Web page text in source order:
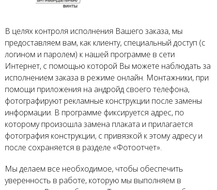
В целях контроля исполнения Вашего заказа, мы
предоставляем вам, как клиенту, специальный доступ (с
логином и паролем) к нашей программе в сети
Интернет, с помощью которой Вы можете наблюдать за
исполнением заказа в режиме онлайн. Монтажники, при
помощи приложения на андройд своего телефона,
фотографируют рекламные конструкции после замены
информации. В программе фиксируется адрес, по
которому произошла замена плаката и прилагается
фотография конструкции, с привязкой к этому адресу и
после сохраняется в разделе «Фотоотчет».
Мы делаем все необходимое, чтобы обеспечить
уверенность в работе, которую мы выполняем в